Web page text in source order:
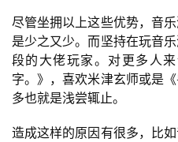
创
游
戏
界
尽管坐拥以上这些优势，音
是少之又少。而坚持在玩音
段的大佬玩家。对更多人
字。》，喜欢米津玄师或是
多也就是浅尝辄止。
造成这样的原因有很多，比